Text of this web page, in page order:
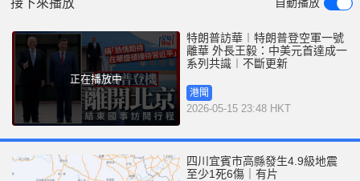
接下來播放
正在播放中
特朗普訪華︱特朗普登空軍一號
離華 外長王毅：中美元首達成一
系列共識︱不斷更新
港聞
2026-05-15 23:48 HKT
四川宜賓市高縣發生4.9級地震
至少1死6傷｜有片